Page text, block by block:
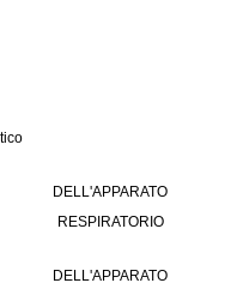
DELL'APPARATO
RESPIRATORIO
DELL'APPARATO